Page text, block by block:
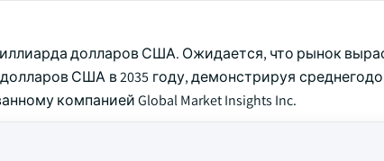
долларов США. Ожидается, что рынок
США в 2035 году, демонстрируя
компанией Global Market Insights Inc.